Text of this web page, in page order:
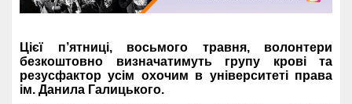
Цієї п’ятниці, восьмого травня, волонтери
безкоштовно визначатимуть групу крові та
резусфактор усім охочим в університеті права
ім. Данила Галицького.